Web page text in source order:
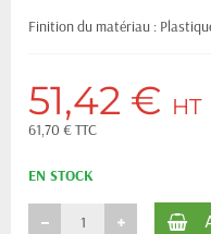
Finition du matériau :
51,42 € HT
61,70 € TTC
EN STOCK